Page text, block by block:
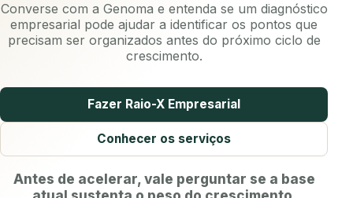
Converse com a Genoma e entenda se um diagnóstico
empresarial pode ajudar a identificar os pontos que
precisam ser organizados antes do próximo ciclo de
crescimento.
Fazer Raio-X Empresarial
Conhecer os serviços
Antes de acelerar, vale perguntar se a base